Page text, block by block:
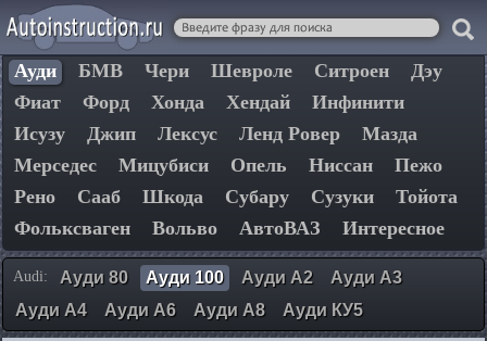
Ауди БМВ Чери Шевроле Ситроен
Дэу
Фиат
Форд Хонда Хендай
Инфинити
Исузу
Джип Лексус Ленд Ровер
Мазда
Мерседес
Мицубиси Опель Ниссан
Пежо
Рено
Сааб Шкода Субару Сузуки
Тойота
Фольксваген
Вольво АвтоВАЗ Интересное
Audi: Ауди 80 Ауди 100 Ауди А2
Ауди А3
Ауди А4
Ауди А6 Ауди А8 Ауди КУ5